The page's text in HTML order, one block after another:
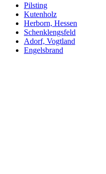
Pilsting
Kutenholz
Herborn, Hessen
Schenklengsfeld
Adorf, Vogtland
Engelsbrand